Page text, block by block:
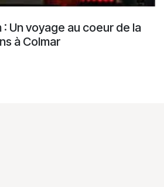
Un voyage au coeur de la
à Colmar